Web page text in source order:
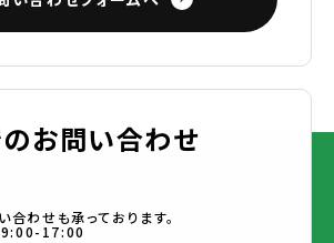
お問い合わせ
わせも承っております。
9:00-17:00